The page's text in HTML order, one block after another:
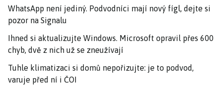
WhatsApp není jediný. Podvodníci mají nový fígl, dejte si
pozor na Signalu
Ihned si aktualizujte Windows. Microsoft opravil přes 600
chyb, dvě z nich už se zneužívají
Tuhle klimatizaci si domů nepořizujte: je to podvod,
varuje před ní i ČOI